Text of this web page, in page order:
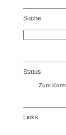
Suche
Status
Zum
Links